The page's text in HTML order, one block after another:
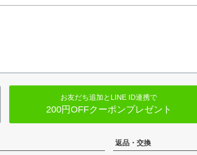
お友だち追加とLINE ID連携で
200円OFFクーポンプレゼント
返品・交換